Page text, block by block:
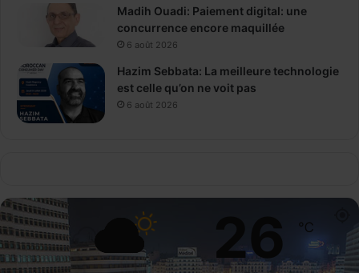
Madih Ouadi: Paiement digital: une
concurrence encore maquillée
6 août 2026
Hazim Sebbata: La meilleure technologie
est celle qu’on ne voit pas
6 août 2026
26 ℃